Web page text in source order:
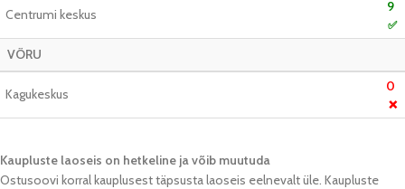
Centrumi keskus 9
✅
VÕRU
Kagukeskus 0
❌
Kaupluste laoseis on hetkeline ja võib muutuda​
Ostusoovi korral kauplusest täpsusta laoseis eelnevalt üle. Kaupluste